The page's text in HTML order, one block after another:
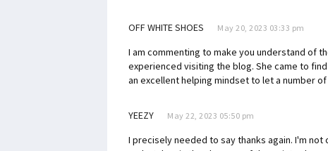
OFF WHITE SHOES May 20, 2023 03:33 pm
I am commenting to make you understand of
experienced visiting the blog. She came to
an excellent helping mindset to let a number
YEEZY May 22, 2023 05:50 pm
I precisely needed to say thanks again. I'm